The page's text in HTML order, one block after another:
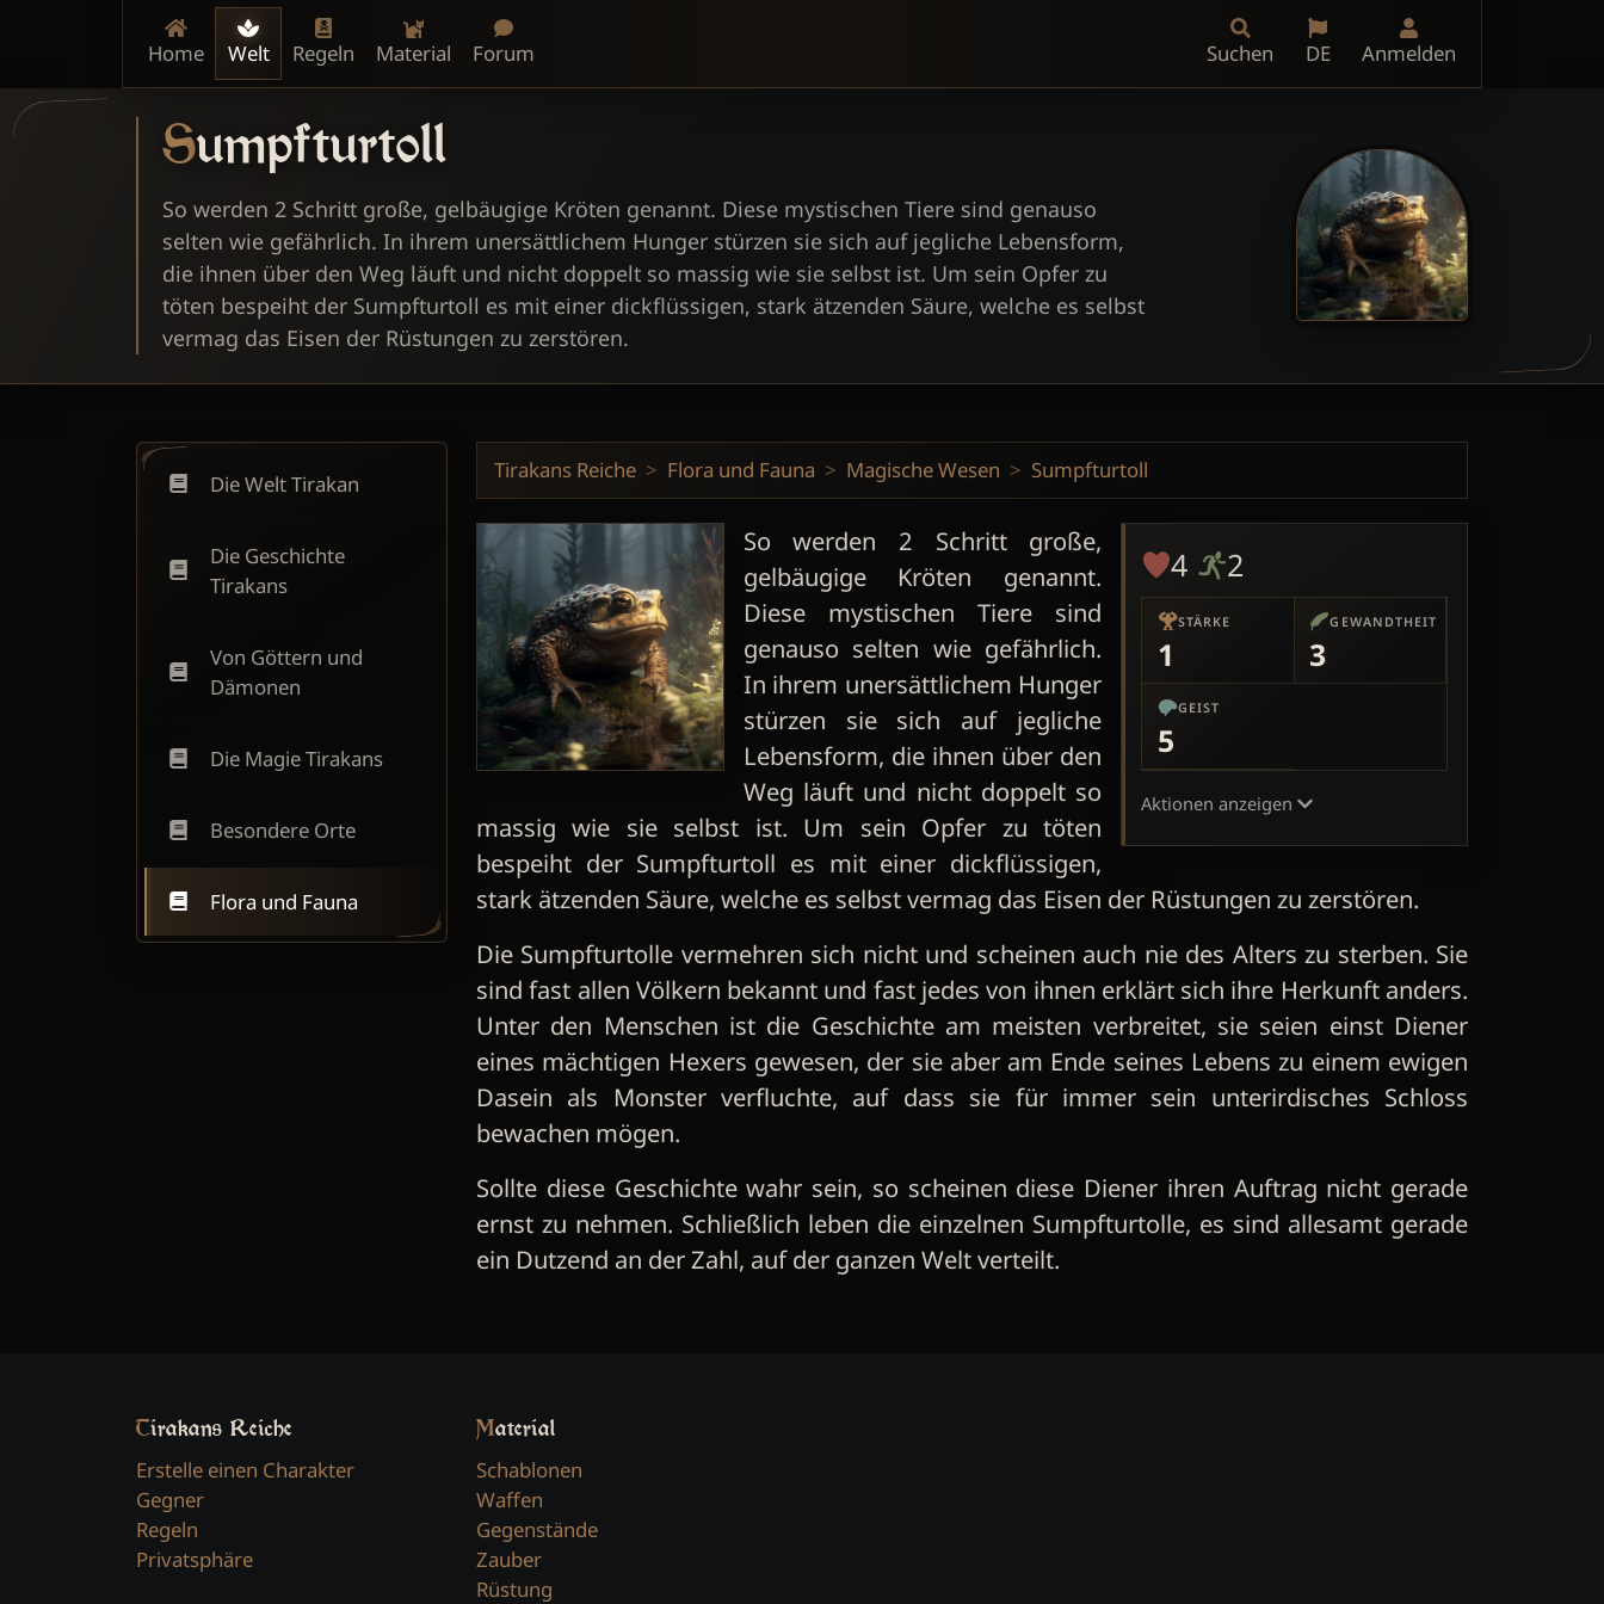
Home Welt Regeln Material Forum Suchen DE Anmelden
Sumpfturtoll
So werden 2 Schritt große, gelbäugige Kröten genannt. Diese mystischen Tiere sind genauso
selten wie gefährlich. In ihrem unersättlichem Hunger stürzen sie sich auf jegliche Lebensform,
die ihnen über den Weg läuft und nicht doppelt so massig wie sie selbst ist. Um sein Opfer zu
töten bespeiht der Sumpfturtoll es mit einer dickflüssigen, stark ätzenden Säure, welche es selbst
vermag das Eisen der Rüstungen zu zerstören.
Die Welt Tirakan
Die Geschichte
Tirakans
Von Göttern und
Dämonen
Die Magie Tirakans
Besondere Orte
Flora und Fauna
Tirakans Reiche Flora und Fauna Magische Wesen Sumpfturtoll
4 2
STÄRKE
1
GEWANDTHEIT
3
GEIST
5
Aktionen anzeigen
So werden 2 Schritt große,
gelbäugige Kröten genannt.
Diese mystischen Tiere sind
genauso selten wie gefährlich.
In ihrem unersättlichem Hunger
stürzen sie sich auf jegliche
Lebensform, die ihnen über den
Weg läuft und nicht doppelt so
massig wie sie selbst ist. Um sein Opfer zu töten
bespeiht der Sumpfturtoll es mit einer dickflüssigen,
stark ätzenden Säure, welche es selbst vermag das Eisen der Rüstungen zu zerstören.
Die Sumpfturtolle vermehren sich nicht und scheinen auch nie des Alters zu sterben. Sie
sind fast allen Völkern bekannt und fast jedes von ihnen erklärt sich ihre Herkunft anders.
Unter den Menschen ist die Geschichte am meisten verbreitet, sie seien einst Diener
eines mächtigen Hexers gewesen, der sie aber am Ende seines Lebens zu einem ewigen
Dasein als Monster verfluchte, auf dass sie für immer sein unterirdisches Schloss
bewachen mögen.
Sollte diese Geschichte wahr sein, so scheinen diese Diener ihren Auftrag nicht gerade
ernst zu nehmen. Schließlich leben die einzelnen Sumpfturtolle, es sind allesamt gerade
ein Dutzend an der Zahl, auf der ganzen Welt verteilt.
Tirakans Reiche
Erstelle einen Charakter
Gegner
Regeln
Privatsphäre
Material
Schablonen
Waffen
Gegenstände
Zauber
Rüstung